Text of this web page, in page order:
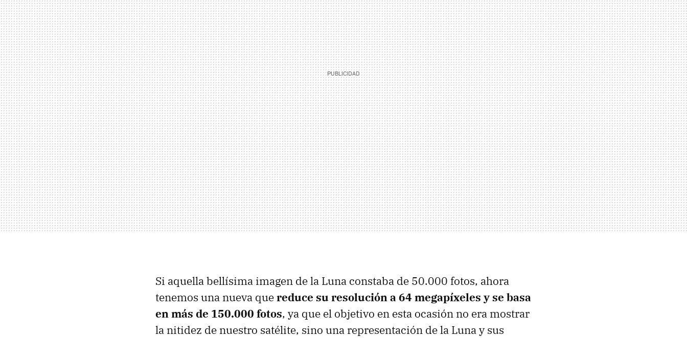
Si aquella bellísima imagen de la Luna constaba de 50.000 fotos, ahora
tenemos una nueva quereduce su resolución a 64 megapíxeles y se basa
en más de 150.000 fotos, ya que el objetivo en esta ocasión no era mostrar
la nitidez de nuestro satélite, sino una representación de la Luna y sus